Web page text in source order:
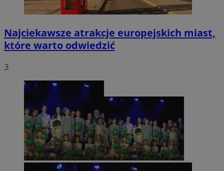
Najciekawsze atrakcje europejskich miast,
które warto odwiedzić
3